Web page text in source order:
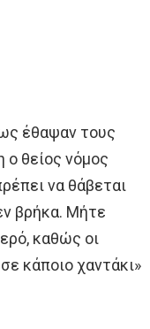
έθαψαν τους
ο θείος νόμος
να θάβεται
βρήκα. Μήτε
καθώς οι
κάποιο χαντάκι»